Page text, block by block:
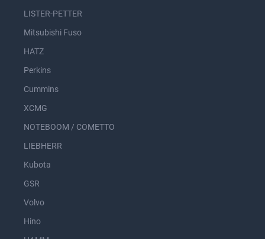
LISTER-PETTER
Mitsubishi Fuso
HATZ
Perkins
Cummins
XCMG
NOTEBOOM / COMETTO
LIEBHERR
Kubota
GSR
Volvo
Hino